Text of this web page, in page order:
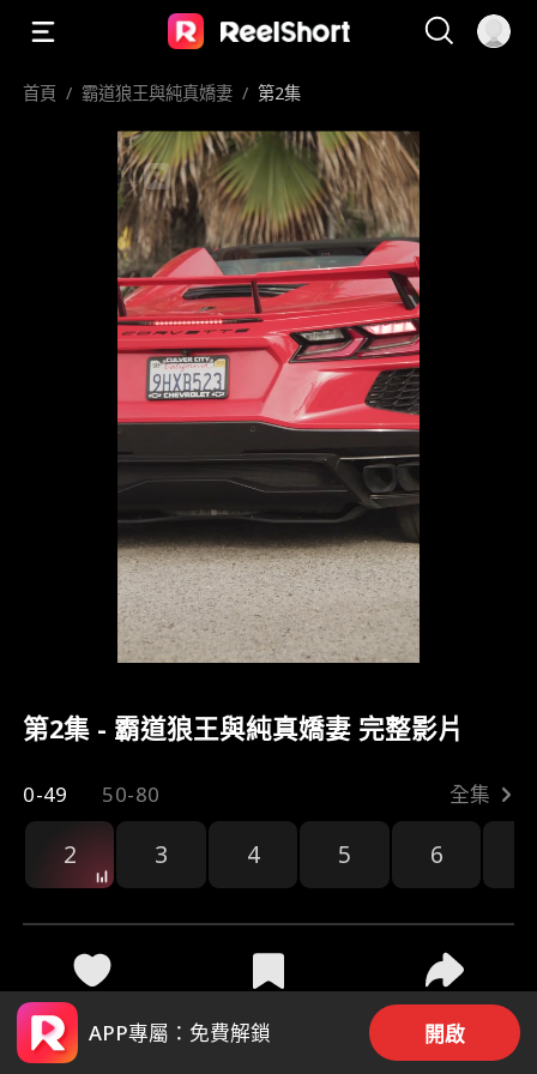
首頁 / 霸道狼王與純真嬌妻 / 第2集
第2集 - 霸道狼王與純真嬌妻 完整影片
0-49 50-80 全集
2 3 4 5 6
4.4k 103.7k 分享
APP專屬：免費解鎖 開啟